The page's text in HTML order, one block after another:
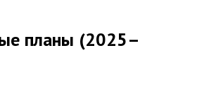
планы (2025–